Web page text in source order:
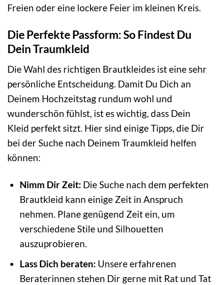
Freien oder eine lockere Feier im kleinen Kreis.
Die Perfekte Passform: So Findest Du
Dein Traumkleid
Die Wahl des richtigen Brautkleides ist eine sehr
persönliche Entscheidung. Damit Du Dich an
Deinem Hochzeitstag rundum wohl und
wunderschön fühlst, ist es wichtig, dass Dein
Kleid perfekt sitzt. Hier sind einige Tipps, die Dir
bei der Suche nach Deinem Traumkleid helfen
können:
Nimm Dir Zeit: Die Suche nach dem perfekten
Brautkleid kann einige Zeit in Anspruch
nehmen. Plane genügend Zeit ein, um
verschiedene Stile und Silhouetten
auszuprobieren.
Lass Dich beraten: Unsere erfahrenen
Beraterinnen stehen Dir gerne mit Rat und Tat